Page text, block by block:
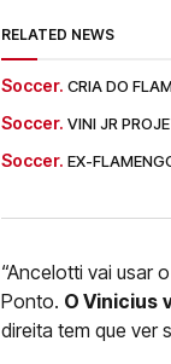
RELATED NEWS
Soccer. CRIA DO
Soccer. VINI JR
Soccer. EX-
“Ancelotti vai usar
Ponto. O Vinicius
direita tem que ver